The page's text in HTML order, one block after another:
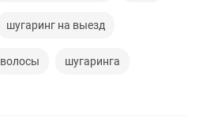
шугаринг на выезд
волосы шугаринга